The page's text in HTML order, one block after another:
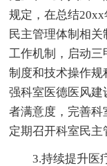
规定，在总结
民主管理体制相
工作机制，启动
制度和技术操作规
强科室医德医风建
者满意度，完善
定期召开科室民主
3.持续提升医疗